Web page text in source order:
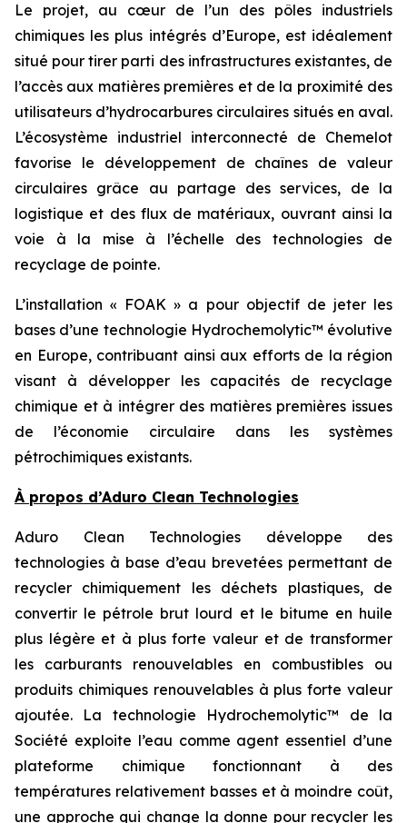
Le projet, au cœur de l’un des pôles industriels
chimiques les plus intégrés d’Europe, est idéalement
situé pour tirer parti des infrastructures existantes, de
l’accès aux matières premières et de la proximité des
utilisateurs d’hydrocarbures circulaires situés en aval.
L’écosystème industriel interconnecté de Chemelot
favorise le développement de chaînes de valeur
circulaires grâce au partage des services, de la
logistique et des flux de matériaux, ouvrant ainsi la
voie à la mise à l’échelle des technologies de
recyclage de pointe.
L’installation « FOAK » a pour objectif de jeter les
bases d’une technologie Hydrochemolytic™ évolutive
en Europe, contribuant ainsi aux efforts de la région
visant à développer les capacités de recyclage
chimique et à intégrer des matières premières issues
de l’économie circulaire dans les systèmes
pétrochimiques existants.
À propos d’Aduro Clean Technologies
Aduro Clean Technologies développe des
technologies à base d’eau brevetées permettant de
recycler chimiquement les déchets plastiques, de
convertir le pétrole brut lourd et le bitume en huile
plus légère et à plus forte valeur et de transformer
les carburants renouvelables en combustibles ou
produits chimiques renouvelables à plus forte valeur
ajoutée. La technologie Hydrochemolytic™ de la
Société exploite l’eau comme agent essentiel d’une
plateforme chimique fonctionnant à des
températures relativement basses et à moindre coût,
une approche qui change la donne pour recycler les